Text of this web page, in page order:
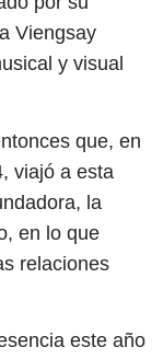
Viengsay
y visual
que, en
viajó a esta
la
en lo que
relaciones
este año